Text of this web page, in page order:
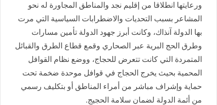
ورعايتها انطلاقا من إقليم نجد والمناطق المجاورة له نحو
المشاعر بسبب التحديات والاضطرابات السياسية التي مرت
بها الدولة آنذاك، وكانت أبرز جهود الدولة تأمين مسارات
وطرق الحج البرية عبر الصحاري وقمع قطاع الطرق والقبائل
المتمردة التي كانت تتعرض للحجاج، ووضع نظام القوافل
المحمية بحيث يخرج الحجاج في قوافل موحدة ضخمة تحت
حماية وإشراف مباشر من أمراء المناطق أو بتكليف رسمي
من أئمة الدولة لضمان سلامة الحجيج.